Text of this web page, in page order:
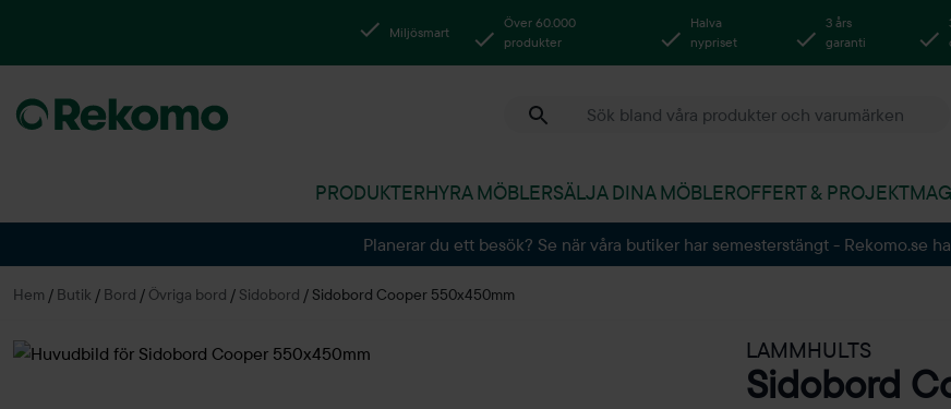
Miljösmart
Över 60.000
produkter
Halva
nypriset
3 års
garanti
PRODUKTERHYRA MÖBLERSÄLJA DINA MÖBLEROFFERT & PROJEKT
Planerar du ett besök? Se när våra butiker har semesterstängt - Rekomo.se
Hem / Butik / Bord / Övriga bord / Sidobord / Sidobord Cooper 550x450mm
LAMMHULTS
Sidobord